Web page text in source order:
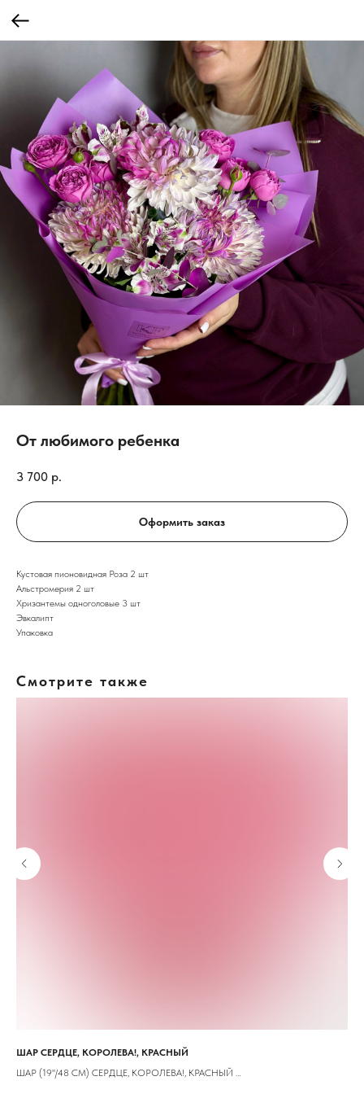
От любимого ребенка
3 700 р.
Оформить заказ
Кустовая пионовидная Роза 2 шт
Альстромерия 2 шт
Хризантемы одноголовые 3 шт
Эвкалипт
Упаковка
Смотрите также
ШАР СЕРДЦЕ, КОРОЛЕВА!, КРАСНЫЙ
ШАР (19''/48 СМ) СЕРДЦЕ, КОРОЛЕВА!, КРАСНЫЙ